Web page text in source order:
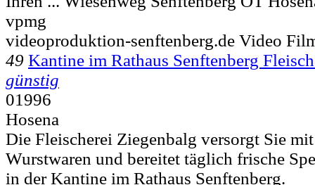
vpmg
videoproduktion-senftenberg.de Video
49 Kantine im Rathaus Senftenberg
günstig
01996
Hosena
Die Fleischerei Ziegenbalg versorgt Sie
Wurstwaren und bereitet täglich frische
in der Kantine im Rathaus Senftenberg.